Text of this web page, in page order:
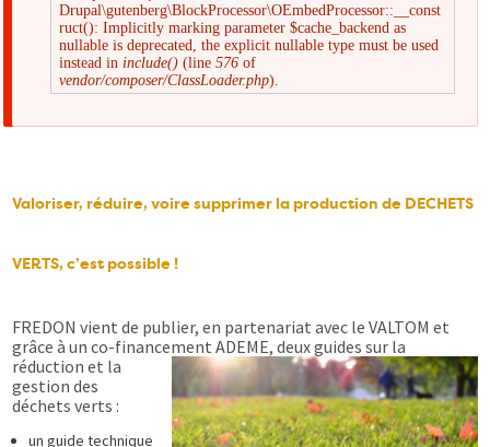
Message
d'erreur
Drupal\gutenberg\BlockProcessor\OEmbedProcessor::__const
ruct(): Implicitly marking parameter $cache_backend as
nullable is deprecated, the explicit nullable type must be used
instead in include() (line576 of
vendor/composer/ClassLoader.php).
Valoriser, réduire, voire supprimer la production de DECHETS
VERTS, c’est possible !
FREDON vient de publier, en partenariat avec le VALTOM et
grâce à un co-financement ADEME, deux guides sur la
réduction et la
gestion des
déchets verts :
un guide technique